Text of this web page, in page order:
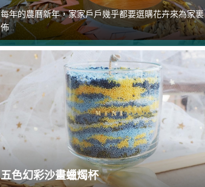
每年的農曆新年，家家戶戶幾乎都要選購花卉來為家裏
佈...
五色幻彩沙畫蠟燭杯